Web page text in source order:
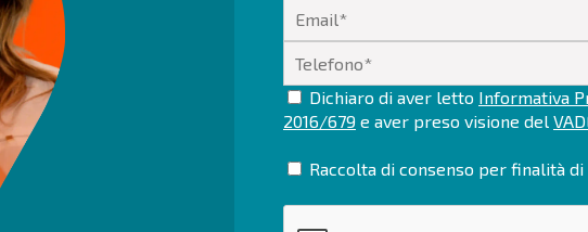
Dichiaro di aver letto Informativa
2016/679 e aver preso visione del
Raccolta di consenso per finalità